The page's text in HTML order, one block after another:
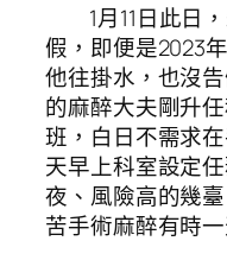
1月11日此日
假，即便是2023
他往掛水，也沒
的麻醉大夫剛升
班，白日不需求
天早上科室設定
夜、風險高的幾
苦手術麻醉有時